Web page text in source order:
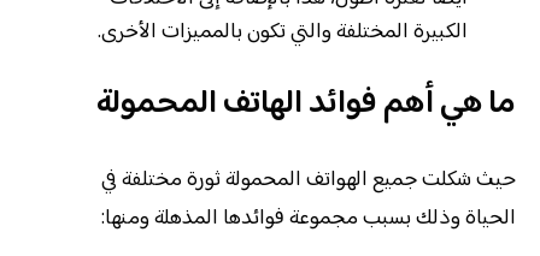
الكبيرة المختلفة والتي تكون بالمميزات الأخرى.
ما هي أهم فوائد الهاتف المحمولة
حيث شكلت جميع الهواتف المحمولة ثورة مختلفة في
الحياة وذلك بسبب مجموعة فوائدها المذهلة ومنها: